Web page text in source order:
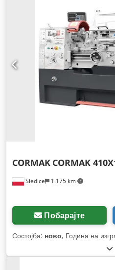
Siedlce 1.175 km
CORMAK CORMAK
Побарајте
Состојба: ново, Година на